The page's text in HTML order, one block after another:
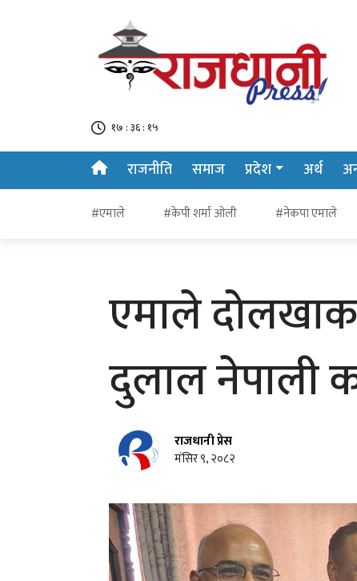
१७ : ३६ : १६
राजनीति समाज प्रदेश अर्थ
#एमाले #केपी शर्मा ओली #नेकपा एमाले
एमाले
दुलाल नेपाली
राजधानी प्रेस
मंसिर ९, २०८२